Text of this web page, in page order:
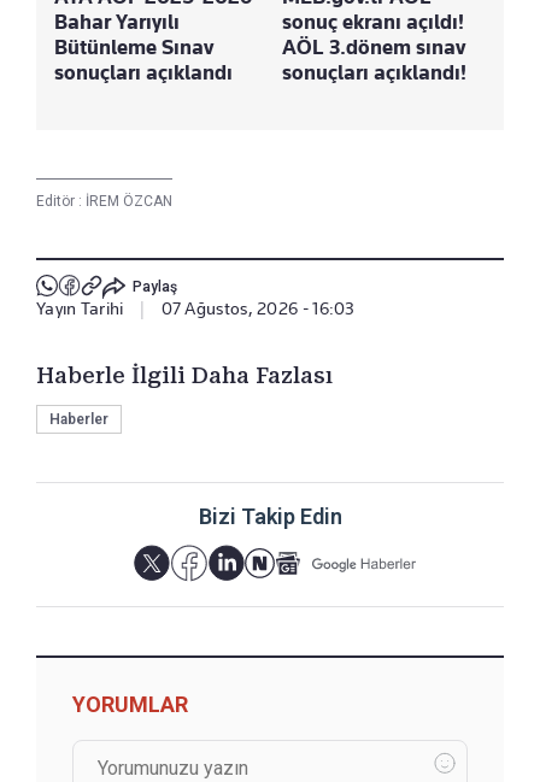
Bahar Yarıyılı
Bütünleme Sınav
sonuçları açıklandı
sonuç ekranı açıldı!
AÖL 3.dönem sınav
sonuçları açıklandı!
Editör : İREM ÖZCAN
Paylaş
Yayın Tarihi 07 Ağustos, 2026 - 16:03
Haberle İlgili Daha Fazlası
Haberler
Bizi Takip Edin
YORUMLAR